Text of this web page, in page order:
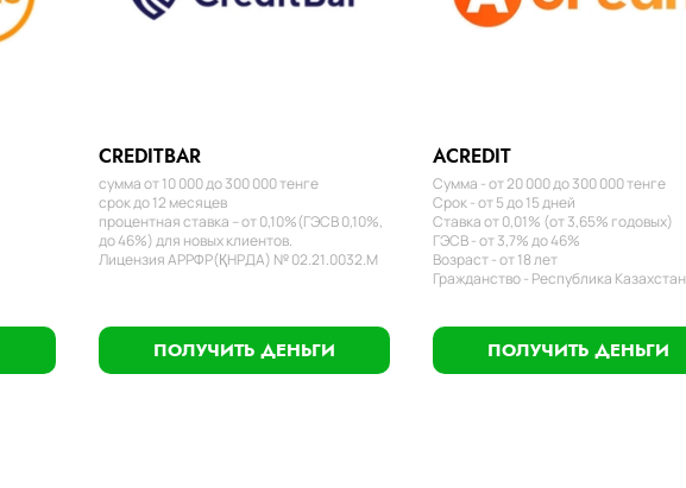
CREDITBAR
сумма от 10 000 до 300 000 тенге
срок до 12 месяцев
процентная ставка – от 0,10%(ГЭСВ 0,10%,
до 46%) для новых клиентов.
Лицензия АРРФР(ҚНРДА) № 02.21.0032.М
ПОЛУЧИТЬ ДЕНЬГИ
ACREDIT
Сумма - от 20 000 до 300 000 тенге
Срок - от 5 до 15 дней
Ставка от 0,01% (от 3,65% годовых)
ГЭСВ - от 3,7% до 46%
Возраст - от 18 лет
Гражданство - Республика Казахстан
ПОЛУЧИТЬ ДЕНЬГИ